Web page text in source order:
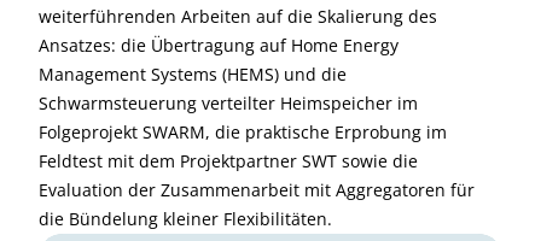
weiterführenden Arbeiten auf die Skalierung des
Ansatzes: die Übertragung auf Home Energy
Management Systems (HEMS) und die
Schwarmsteuerung verteilter Heimspeicher im
Folgeprojekt SWARM, die praktische Erprobung im
Feldtest mit dem Projektpartner SWT sowie die
Evaluation der Zusammenarbeit mit Aggregatoren für
die Bündelung kleiner Flexibilitäten.